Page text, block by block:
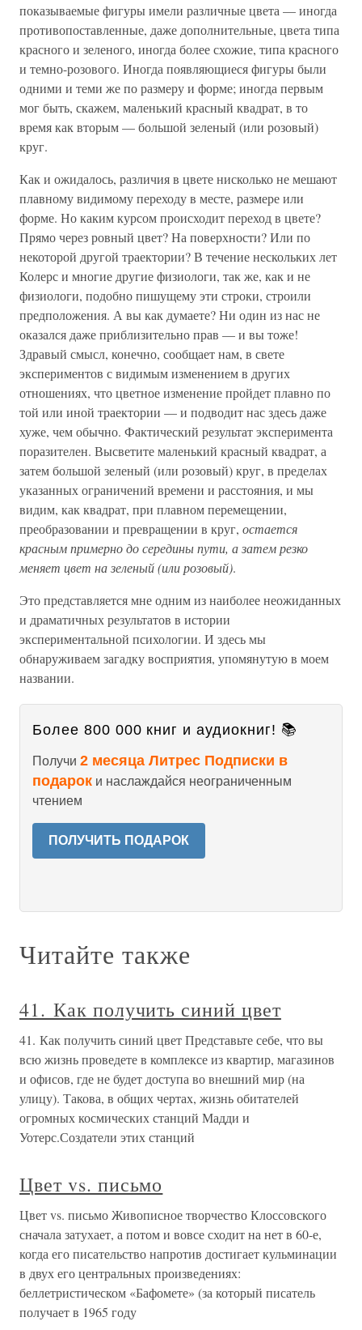
показываемые фигуры имели различные цвета — иногда
противопоставленные, даже дополнительные, цвета типа
красного и зеленого, иногда более схожие, типа красного
и темно-розового. Иногда появляющиеся фигуры были
одними и теми же по размеру и форме; иногда первым
мог быть, скажем, маленький красный квадрат, в то
время как вторым — большой зеленый (или розовый)
круг.
Как и ожидалось, различия в цвете нисколько не мешают
плавному видимому переходу в месте, размере или
форме. Но каким курсом происходит переход в цвете?
Прямо через ровный цвет? На поверхности? Или по
некоторой другой траектории? В течение нескольких лет
Колерс и многие другие физиологи, так же, как и не
физиологи, подобно пишущему эти строки, строили
предположения. А вы как думаете? Ни один из нас не
оказался даже приблизительно прав — и вы тоже!
Здравый смысл, конечно, сообщает нам, в свете
экспериментов с видимым изменением в других
отношениях, что цветное изменение пройдет плавно по
той или иной траектории — и подводит нас здесь даже
хуже, чем обычно. Фактический результат эксперимента
поразителен. Высветите маленький красный квадрат, а
затем большой зеленый (или розовый) круг, в пределах
указанных ограничений времени и расстояния, и мы
видим, как квадрат, при плавном перемещении,
преобразовании и превращении в круг, остается
красным примерно до середины пути, а затем резко
меняет цвет на зеленый (или розовый).
Это представляется мне одним из наиболее неожиданных
и драматичных результатов в истории
экспериментальной психологии. И здесь мы
обнаруживаем загадку восприятия, упомянутую в моем
названии.
Более 800 000 книг и аудиокниг! 📚
Получи 2 месяца Литрес Подписки в
подарок и наслаждайся неограниченным
чтением
ПОЛУЧИТЬ ПОДАРОК
Читайте также
41. Как получить синий цвет
41. Как получить синий цвет Представьте себе, что вы
всю жизнь проведете в комплексе из квартир, магазинов
и офисов, где не будет доступа во внешний мир (на
улицу). Такова, в общих чертах, жизнь обитателей
огромных космических станций Мадди и
Уотерс.Создатели этих станций
Цвет vs. письмо
Цвет vs. письмо Живописное творчество Клоссовского
сначала затухает, а потом и вовсе сходит на нет в 60-е,
когда его писательство напротив достигает кульминации
в двух его центральных произведениях:
беллетристическом «Бафомете» (за который писатель
получает в 1965 году